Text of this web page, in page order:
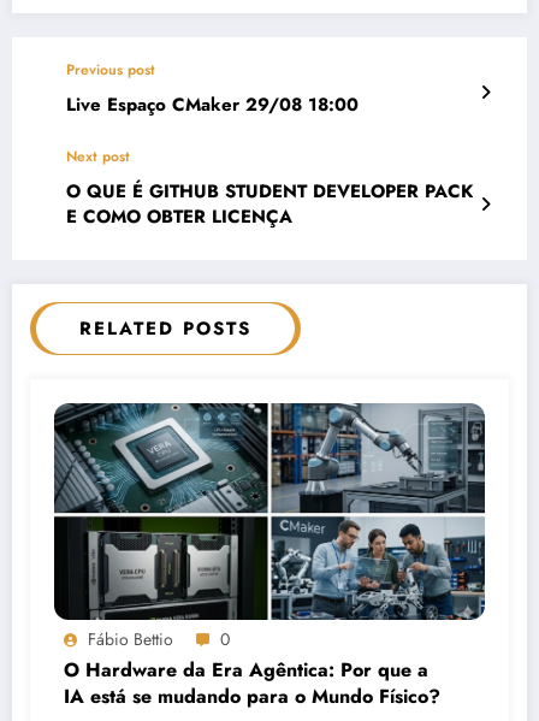
Previous post
Live Espaço CMaker 29/08 18:00
Next post
O QUE É GITHUB STUDENT DEVELOPER PACK
E COMO OBTER LICENÇA
RELATED POSTS
Fábio Bettio 0
O Hardware da Era Agêntica: Por que a
IA está se mudando para o Mundo Físico?